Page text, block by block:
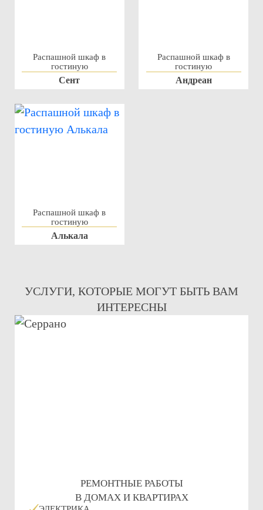
Распашной шкаф в
гостиную
Сент
Распашной шкаф в
гостиную
Андреан
Распашной шкаф в
гостиную
Алькала
УСЛУГИ, КОТОРЫЕ МОГУТ БЫТЬ ВАМ
ИНТЕРЕСНЫ
РЕМОНТНЫЕ РАБОТЫ
В ДОМАХ И КВАРТИРАХ